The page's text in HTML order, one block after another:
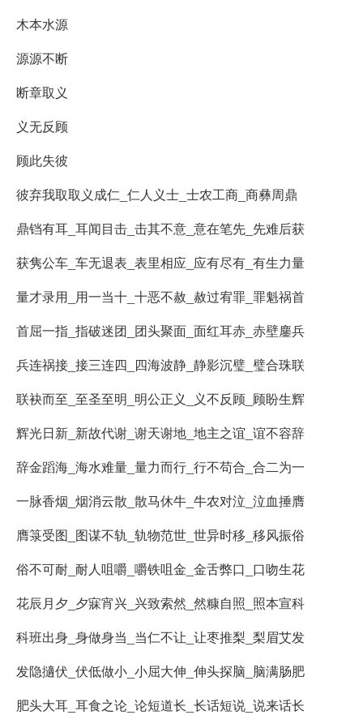
木本水源
源源不断
断章取义
义无反顾
顾此失彼
彼弃我取取义成仁_仁人义士_士农工商_商彝周鼎
鼎铛有耳_耳闻目击_击其不意_意在笔先_先难后获
获隽公车_车无退表_表里相应_应有尽有_有生力量
量才录用_用一当十_十恶不赦_赦过宥罪_罪魁祸首
首屈一指_指破迷团_团头聚面_面红耳赤_赤壁鏖兵
兵连祸接_接三连四_四海波静_静影沉璧_璧合珠联
联袂而至_至圣至明_明公正义_义不反顾_顾盼生辉
辉光日新_新故代谢_谢天谢地_地主之谊_谊不容辞
辞金蹈海_海水难量_量力而行_行不苟合_合二为一
一脉香烟_烟消云散_散马休牛_牛农对泣_泣血捶膺
膺箓受图_图谋不轨_轨物范世_世异时移_移风振俗
俗不可耐_耐人咀嚼_嚼铁咀金_金舌弊口_口吻生花
花辰月夕_夕寐宵兴_兴致索然_然糠自照_照本宣科
科班出身_身做身当_当仁不让_让枣推梨_梨眉艾发
发隐擿伏_伏低做小_小屈大伸_伸头探脑_脑满肠肥
肥头大耳_耳食之论_论短道长_长话短说_说来话长